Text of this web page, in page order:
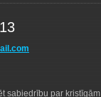
sabiedrību par kristīgām